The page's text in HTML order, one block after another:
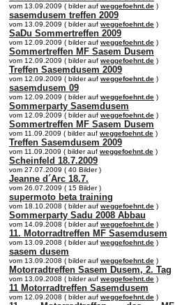
vom 13.09.2009 ( bilder auf weggefoehnt.de )
sasemdusem treffen 2009
vom 13.09.2009 ( bilder auf weggefoehnt.de )
SaDu Sommertreffen 2009
vom 12.09.2009 ( bilder auf weggefoehnt.de )
Sommertreffen MF Sasem Dusem
vom 12.09.2009 ( bilder auf weggefoehnt.de )
Treffen Sasemdusem 2009
vom 12.09.2009 ( bilder auf weggefoehnt.de )
sasemdusem 09
vom 12.09.2009 ( bilder auf weggefoehnt.de )
Sommerparty Sasemdusem
vom 12.09.2009 ( bilder auf weggefoehnt.de )
Sommertreffen MF Sasem Dusem
vom 11.09.2009 ( bilder auf weggefoehnt.de )
Treffen Sasemdusem 2009
vom 11.09.2009 ( bilder auf weggefoehnt.de )
Scheinfeld 18.7.2009
vom 27.07.2009 ( 40 Bilder )
Jeanne d´Arc 18.7.
vom 26.07.2009 ( 15 Bilder )
supermoto beta training
vom 18.10.2008 ( bilder auf weggefoehnt.de )
Sommerparty Sadu 2008 Abbau
vom 14.09.2008 ( bilder auf weggefoehnt.de )
11. Motorradtreffen MF Sasemdusem
vom 13.09.2008 ( bilder auf weggefoehnt.de )
sasem dusem
vom 13.09.2008 ( bilder auf weggefoehnt.de )
Motorradtreffen Sasem Dusem, 2. Tag
vom 13.09.2008 ( bilder auf weggefoehnt.de )
11 Motorradtreffen Sasemdusem
vom 12.09.2008 ( bilder auf weggefoehnt.de )